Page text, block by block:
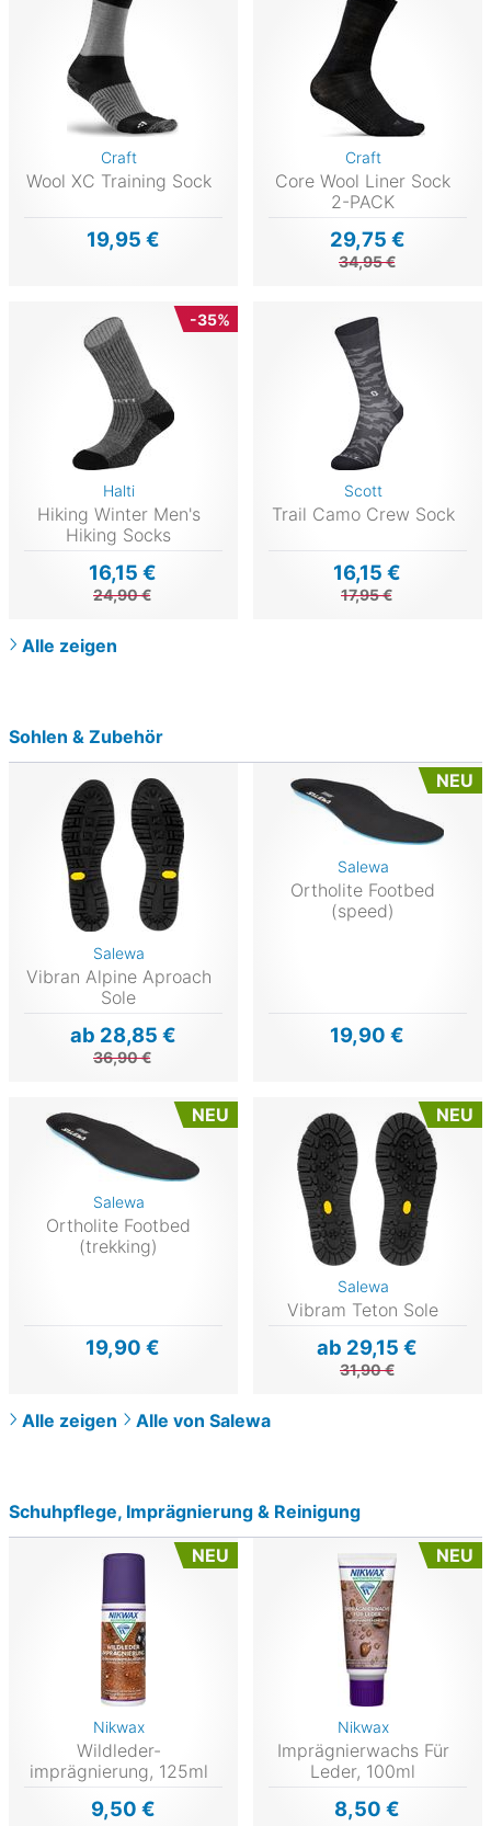
Craft
Wool XC Training Sock
19,95 €
Craft
Core Wool Liner Sock
2-PACK
29,75 €
34,95 €
-35%
Halti
Hiking Winter Men's
Hiking Socks
16,15 €
24,90 €
Scott
Trail Camo Crew Sock
16,15 €
17,95 €
Alle zeigen
Sohlen & Zubehör
Salewa
Vibran Alpine Aproach
Sole
ab 28,85 €
36,90 €
NEU
Salewa
Ortholite Footbed
(speed)
19,90 €
NEU
Salewa
Ortholite Footbed
(trekking)
19,90 €
NEU
Salewa
Vibram Teton Sole
ab 29,15 €
31,90 €
Alle zeigen Alle von Salewa
Schuhpflege, Imprägnierung & Reinigung
NEU
Nikwax
Wildleder-
imprägnierung, 125ml
9,50 €
NEU
Nikwax
Imprägnierwachs Für
Leder, 100ml
8,50 €